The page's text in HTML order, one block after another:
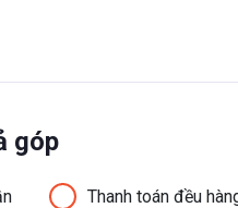
góp
Thanh toán đều